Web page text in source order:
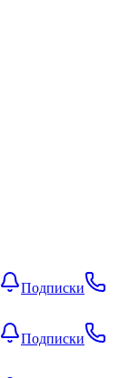
Подписки
Подписки